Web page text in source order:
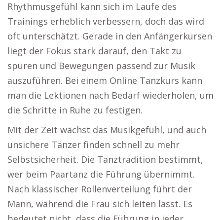
Rhythmusgefühl kann sich im Laufe des
Trainings erheblich verbessern, doch das wird
oft unterschätzt. Gerade in den Anfängerkursen
liegt der Fokus stark darauf, den Takt zu
spüren und Bewegungen passend zur Musik
auszuführen. Bei einem Online Tanzkurs kann
man die Lektionen nach Bedarf wiederholen, um
die Schritte in Ruhe zu festigen.
Mit der Zeit wächst das Musikgefühl, und auch
unsichere Tänzer finden schnell zu mehr
Selbstsicherheit. Die Tanztradition bestimmt,
wer beim Paartanz die Führung übernimmt.
Nach klassischer Rollenverteilung führt der
Mann, während die Frau sich leiten lässt. Es